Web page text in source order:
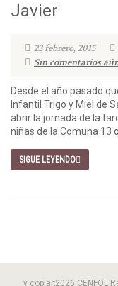
Javier
23 febrero, 2015
Sin comentarios
Desde el año pasado
Infantil Trigo y Miel de
abrir la jornada de la
niñas de la Comuna 13
SIGUE LEYENDO
y copiar;2026 CENFOL